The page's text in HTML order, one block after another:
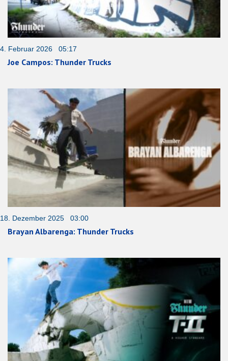
4. Februar 2026 05:17
Joe Campos: Thunder Trucks
18. Dezember 2025 03:00
Brayan Albarenga: Thunder Trucks